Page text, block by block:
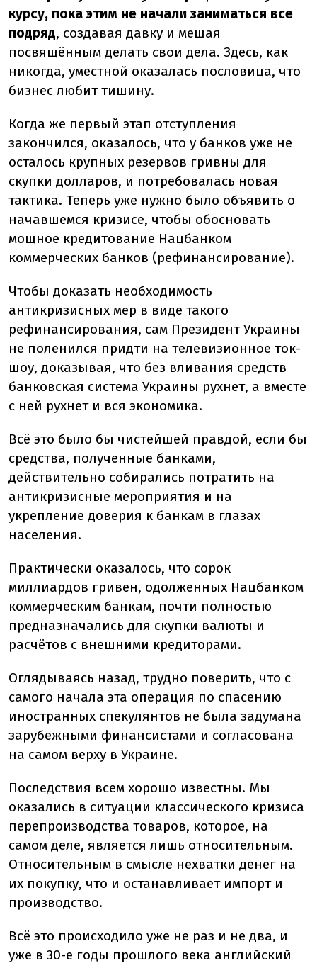
курсу, пока этим не начали заниматься все
подряд, создавая давку и мешая
посвящённым делать свои дела. Здесь, как
никогда, уместной оказалась пословица, что
бизнес любит тишину.
Когда же первый этап отступления
закончился, оказалось, что у банков уже не
осталось крупных резервов гривны для
скупки долларов, и потребовалась новая
тактика. Теперь уже нужно было объявить о
начавшемся кризисе, чтобы обосновать
мощное кредитование Нацбанком
коммерческих банков (рефинансирование).
Чтобы доказать необходимость
антикризисных мер в виде такого
рефинансирования, сам Президент Украины
не поленился придти на телевизионное ток-
шоу, доказывая, что без вливания средств
банковская система Украины рухнет, а вместе
с ней рухнет и вся экономика.
Всё это было бы чистейшей правдой, если бы
средства, полученные банками,
действительно собирались потратить на
антикризисные мероприятия и на
укрепление доверия к банкам в глазах
населения.
Практически оказалось, что сорок
миллиардов гривен, одолженных Нацбанком
коммерческим банкам, почти полностью
предназначались для скупки валюты и
расчётов с внешними кредиторами.
Оглядываясь назад, трудно поверить, что с
самого начала эта операция по спасению
иностранных спекулянтов не была задумана
зарубежными финансистами и согласована
на самом верху в Украине.
Последствия всем хорошо известны. Мы
оказались в ситуации классического кризиса
перепроизводства товаров, которое, на
самом деле, является лишь относительным.
Относительным в смысле нехватки денег на
их покупку, что и останавливает импорт и
производство.
Всё это происходило уже не раз и не два, и
уже в 30-е годы прошлого века английский